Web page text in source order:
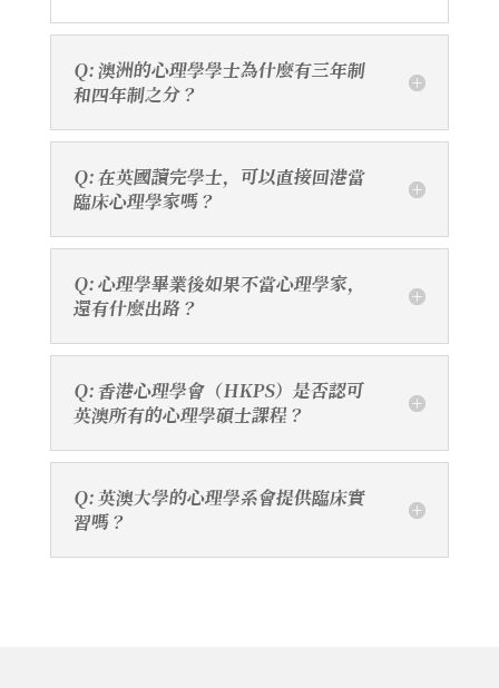
Q: 澳洲的心理學學士為什麼有三年制
和四年制之分？
Q: 在英國讀完學士，可以直接回港當
臨床心理學家嗎？
Q: 心理學畢業後如果不當心理學家，
還有什麼出路？
Q: 香港心理學會（HKPS）是否認可
英澳所有的心理學碩士課程？
Q: 英澳大學的心理學系會提供臨床實
習嗎？